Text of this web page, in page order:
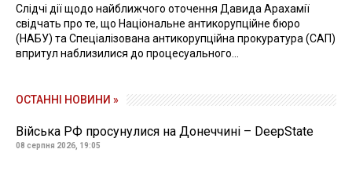
Слідчі дії щодо найближчого оточення Давида Арахамії
свідчать про те, що Національне антикорупційне бюро
(НАБУ) та Спеціалізована антикорупційна прокуратура (САП)
впритул наблизилися до процесуального...
ОСТАННІ НОВИНИ »
Війська РФ просунулися на Донеччині – DeepState
08 серпня 2026, 19:05